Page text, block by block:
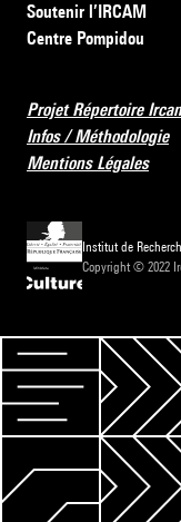
Soutenir l’IRCAM
Centre Pompidou
Projet Répertoire
Infos / Méthodologie
Mentions Légales
Institut de
Copyright © 2022